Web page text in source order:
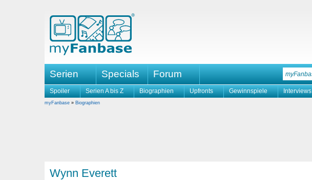
Serien Specials Forum
Spoiler Serien A bis Z Biographien Upfronts Gewinnspiele Interviews
myFanbase » Biographien
Wynn Everett